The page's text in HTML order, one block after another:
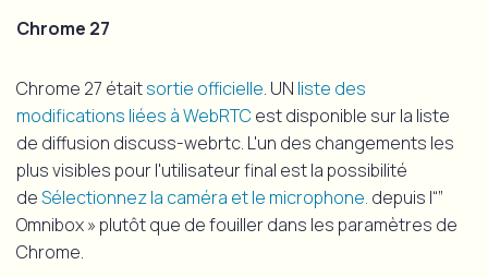
Chrome 27
Chrome 27 étaitsortie officielle. UN liste des
modifications liées à WebRTC est disponible sur la liste
de diffusion discuss-webrtc. L'un des changements les
plus visibles pour l'utilisateur final est la possibilité
deSélectionnez la caméra et le microphone. depuis l“”
Omnibox » plutôt que de fouiller dans les paramètres de
Chrome.